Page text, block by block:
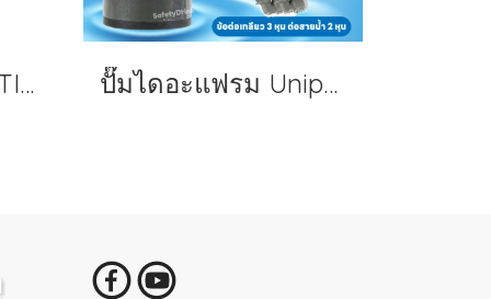
ปั๊ม RO Cruze PLATINUM รุ่น 300 GPD + Adapter (24V-3A) ปั๊มไดอะแฟรม Unipure 300 GPD + Adapter